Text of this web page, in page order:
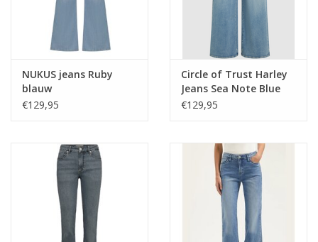
NUKUS jeans Ruby
blauw
€129,95
Circle of Trust Harley
Jeans Sea Note Blue
Wash
€129,95